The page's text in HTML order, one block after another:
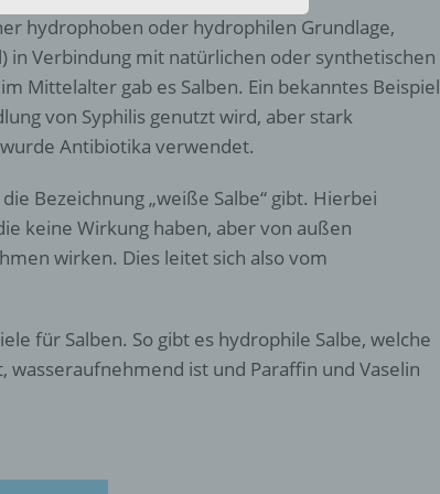
hydrophoben oder hydrophilen Grundlage,
in Verbindung mit natürlichen oder synthetischen
Mittelalter gab es Salben. Ein bekanntes Beispiel
von Syphilis genutzt wird, aber stark
Antibiotika verwendet.
Bezeichnung „weiße Salbe“ gibt. Hierbei
keine Wirkung haben, aber von außen
wirken. Dies leitet sich also vom
für Salben. So gibt es hydrophile Salbe, welche
wasseraufnehmend ist und Paraffin und Vaselin
identifizierbar wird eine natürliche
indirekt, insbesondere mittels
Namen, zu einer
einer Online-Kennung oder zu
Merkmalen, die Ausdruck der
psychischen,
Identität dieser natürlichen
Daten von dem für die
werden.